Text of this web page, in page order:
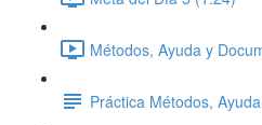
Métodos, Ayuda y
Práctica Métodos,